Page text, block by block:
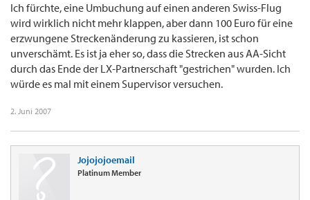
Ich fürchte, eine Umbuchung auf einen anderen Swiss-Flug
wird wirklich nicht mehr klappen, aber dann 100 Euro für eine
erzwungene Streckenänderung zu kassieren, ist schon
unverschämt. Es ist ja eher so, dass die Strecken aus AA-Sicht
durch das Ende der LX-Partnerschaft "gestrichen" wurden. Ich
würde es mal mit einem Supervisor versuchen.
2. Juni 2007
Jojojojoemail
Platinum Member